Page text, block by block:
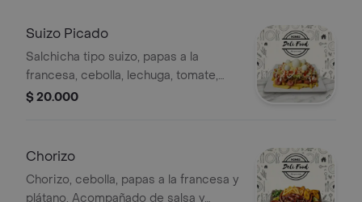
Suizo Picado
Salchicha tipo suizo, papas a la
francesa, cebolla, lechuga, tomate,
queso, huevo de codorniz, huevo
$ 20.000
Chorizo
Chorizo, cebolla, papas a la francesa y
plátano. Acompañado de salsa y